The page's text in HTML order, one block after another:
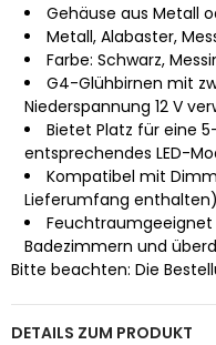
Gehäuse aus Metall
Metall, Alabaster,
Farbe: Schwarz,
G4-Glühbirnen mit
Niederspannung 12 V
Bietet Platz für eine
entsprechendes LED-
Kompatibel mit
Lieferumfang
Feuchtraumgeeignet
Badezimmern und
Bitte beachten: Die
DETAILS ZUM PRODUKT